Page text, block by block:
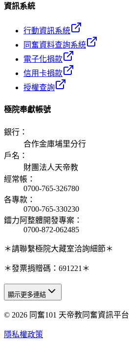
資訊系統
行動資訊系統
同奮資料查詢系統
電子化捐款
信用卡捐款
授權查詢
極院奉獻帳號
銀行 ：
合作金庫埔里分行
戶名 ：
財團法人天帝教
經常帳 ：
0700-765-326780
各專款 ：
0700-765-330230
鐳力阿整體開發專案 ：
0700-872-062485
＊請聯繫極院大藏室洽詢細節＊
＊發票捐贈碼：691221＊
天人研究總院
天人研究學院
顯示更多連結
© 2026 同奮101 天帝教同奮資訊平台
隱私權政策